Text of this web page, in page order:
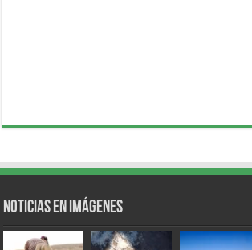
Noticias en Imágenes